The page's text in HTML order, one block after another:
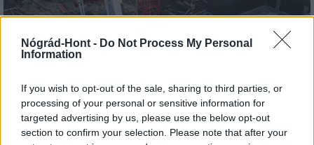
Nógrád-Hont - Do Not Process My Personal
Information
If you wish to opt-out of the sale, sharing to third parties, or
processing of your personal or sensitive information for
targeted advertising by us, please use the below opt-out
section to confirm your selection. Please note that after your
Paks paksi atomerőmű Paks II Paks II. Atomerőmű Zrt.
Paks II.: Mit jelent az 5. blokk új mérföldköve a
felülvizsgálat árnyékában?